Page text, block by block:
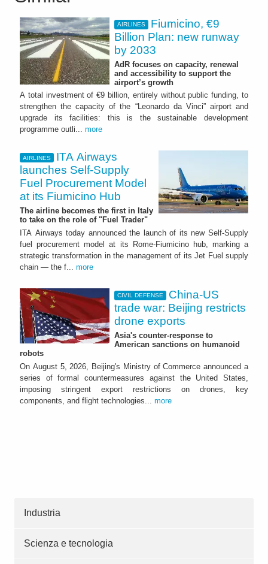
AIRLINES
Fiumicino, €9
Billion Plan: new runway
by 2033
AdR focuses on capacity, renewal
and accessibility to support the
airport’s growth
A total investment of €9 billion, entirely without public funding, to
strengthen the capacity of the “Leonardo da Vinci” airport and
upgrade its facilities: this is the sustainable development
programme outli... more
AIRLINES
ITA Airways
launches Self-Supply
Fuel Procurement Model
at its Fiumicino Hub
The airline becomes the first in Italy
to take on the role of "Fuel Trader"
ITA Airways today announced the launch of its new Self-Supply
fuel procurement model at its Rome-Fiumicino hub, marking a
strategic transformation in the management of its Jet Fuel supply
chain — the f... more
CIVIL DEFENSE
China-US
trade war: Beijing restricts
drone exports
Asia's counter-response to
American sanctions on humanoid
robots
On August 5, 2026, Beijing's Ministry of Commerce announced a
series of formal countermeasures against the United States,
imposing stringent export restrictions on drones, key
components, and flight technologies... more
Industria
Scienza e tecnologia